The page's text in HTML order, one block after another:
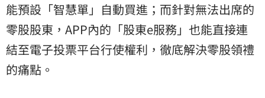
能預設「智慧單」自動買進；而針對無法出席的
零股股東，APP內的「股東e服務」也能直接連
結至電子投票平台行使權利，徹底解決零股領禮
的痛點。